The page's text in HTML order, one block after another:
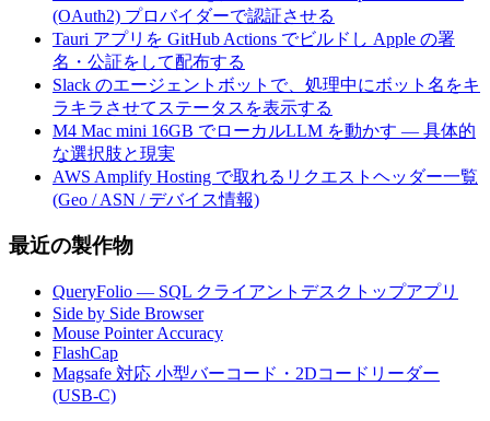
(OAuth2) プロバイダーで認証させる
Tauri アプリを GitHub Actions でビルドし Apple の署
名・公証をして配布する
Slack のエージェントボットで、処理中にボット名をキ
ラキラさせてステータスを表示する
M4 Mac mini 16GB でローカルLLM を動かす — 具体的
な選択肢と現実
AWS Amplify Hosting で取れるリクエストヘッダー一覧
(Geo / ASN / デバイス情報)
最近の製作物
QueryFolio — SQL クライアントデスクトップアプリ
Side by Side Browser
Mouse Pointer Accuracy
FlashCap
Magsafe 対応 小型バーコード・2Dコードリーダー
(USB-C)